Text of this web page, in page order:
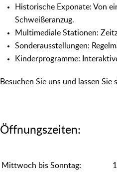
Historische Exponate: Von
Schweißeranzug.
Multimediale Stationen:
Sonderausstellungen:
Kinderprogramme:
Besuchen Sie uns und lassen
Öffnungszeiten:
Mittwoch bis Sonntag: